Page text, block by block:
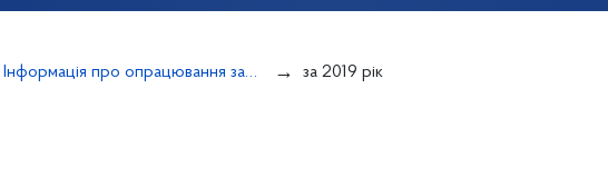
Інформація про опрацювання запитів за 2019 рік